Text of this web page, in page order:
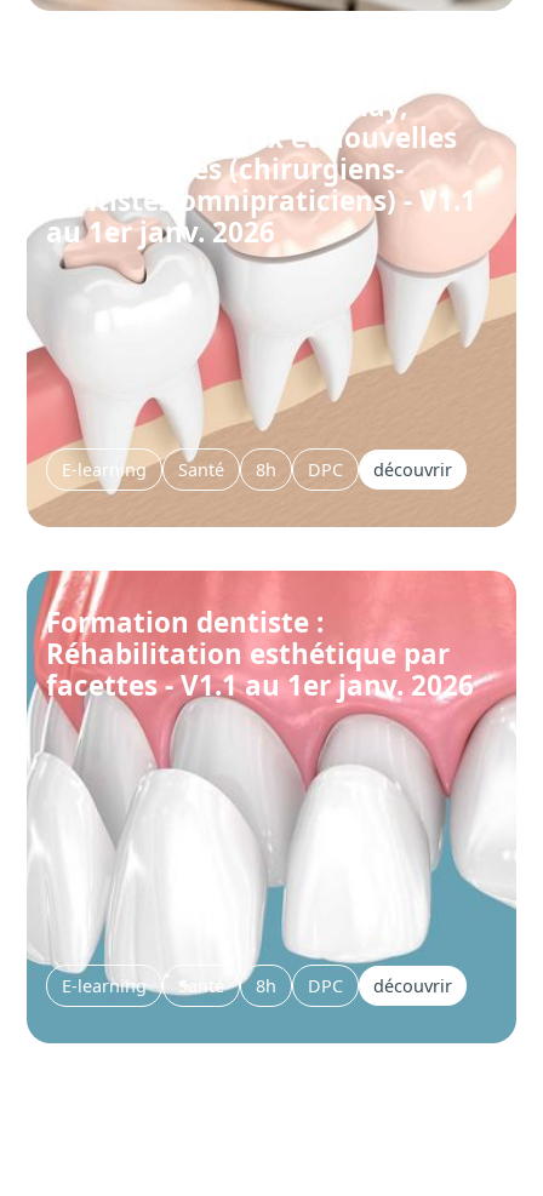
Formation dentiste : Inlay,
Onlay, matériaux et nouvelles
technologies (chirurgiens-
dentistes omnipraticiens) - V1.1
au 1er janv. 2026
E-learning Santé 8h DPC découvrir
Formation dentiste :
Réhabilitation esthétique par
facettes - V1.1 au 1er janv. 2026
E-learning Santé 8h DPC découvrir